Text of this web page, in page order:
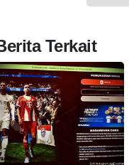
Terkait